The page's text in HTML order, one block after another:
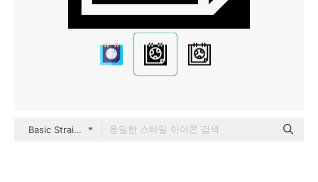
Basic Straight Filled